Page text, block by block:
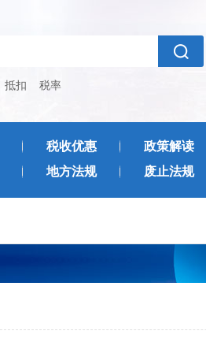
抵扣 税率
税收优惠 政策解读
地方法规 废止法规